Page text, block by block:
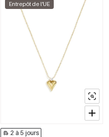
Entrepôt de l'UE
2 à 5 jours